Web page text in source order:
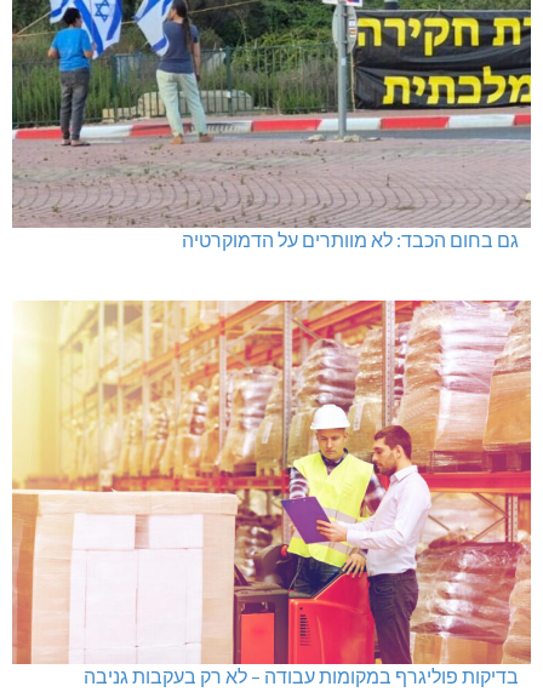
גם בחום הכבד: לא מוותרים על הדמוקרטיה
בדיקות פוליגרף במקומות עבודה – לא רק בעקבות גניבה